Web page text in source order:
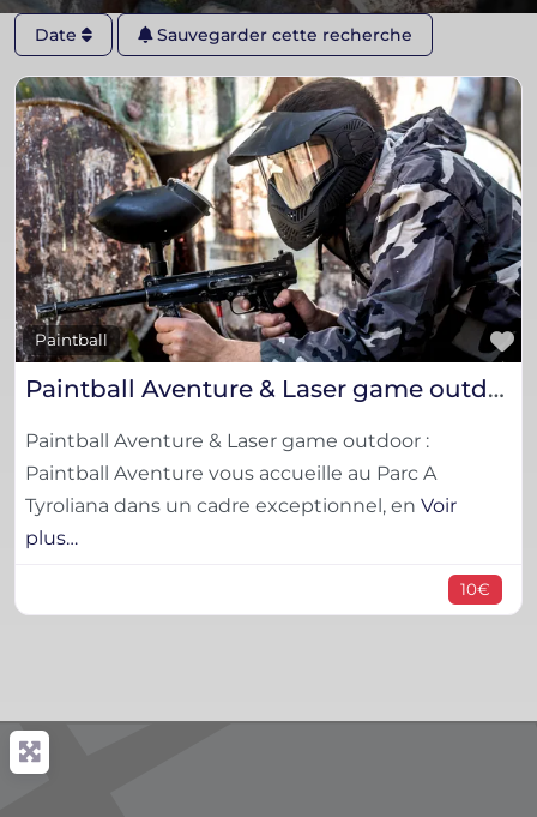
Date Sauvegarder cette recherche
Paintball
Paintball Aventure & Laser game outdoor
Paintball Aventure & Laser game outdoor :
Paintball Aventure vous accueille au Parc A
Tyroliana dans un cadre exceptionnel, en Voir
plus…
10€